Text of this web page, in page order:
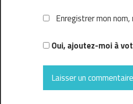
Enregistrer mon
Oui, ajoutez-moi à